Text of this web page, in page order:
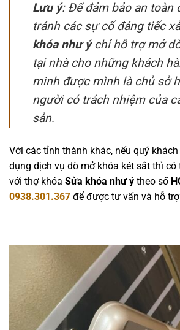
Lưu ý: Để đảm bảo an toàn
tránh các sự cố đáng tiếc
khóa như ýchỉ hỗ trợ mở
tại nhà cho những khách
minh được mình là chủ sở
người có trách nhiệm của
sản.
Với các tỉnh thành khác, nếu quý
dụng dịch vụ dò mở khóa két sắt thì có
với thợ khóa Sửa khóa như ý theo số
0938.301.367 để được tư vấn và hỗ